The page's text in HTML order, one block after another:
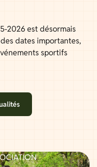
2026 est désormais
dates importantes,
sportifs